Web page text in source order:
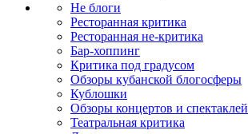
Не блоги
Ресторанная критика
Ресторанная не-критика
Бар-хоппинг
Критика под градусом
Обзоры кубанской блогосферы
Кублошки
Обзоры концертов и спектаклей
Театральная критика